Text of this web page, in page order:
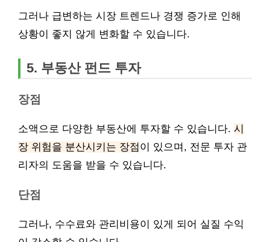
그러나 급변하는 시장 트렌드나 경쟁 증가로 인해
상황이 좋지 않게 변화할 수 있습니다.
5. 부동산 펀드 투자
장점
소액으로 다양한 부동산에 투자할 수 있습니다. 시
장 위험을 분산시키는 장점이 있으며, 전문 투자 관
리자의 도움을 받을 수 있습니다.
단점
그러나, 수수료와 관리비용이 있게 되어 실질 수익